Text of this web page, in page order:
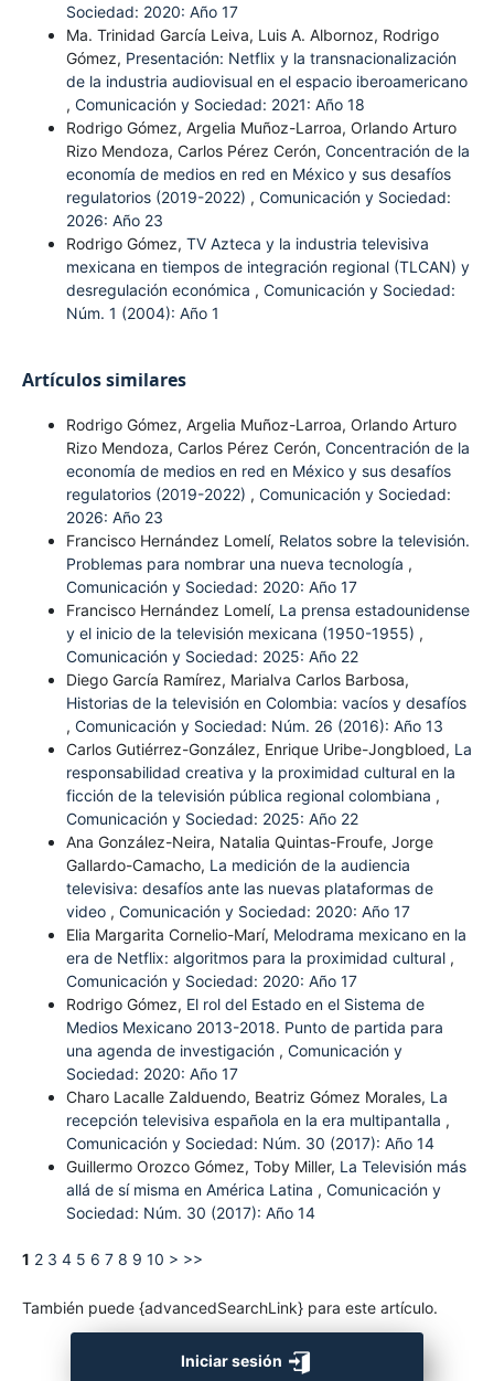
Sociedad: 2020: Año 17
Ma. Trinidad García Leiva, Luis A. Albornoz, Rodrigo
Gómez, Presentación: Netflix y la transnacionalización
de la industria audiovisual en el espacio iberoamericano
, Comunicación y Sociedad: 2021: Año 18
Rodrigo Gómez, Argelia Muñoz-Larroa, Orlando Arturo
Rizo Mendoza, Carlos Pérez Cerón, Concentración de la
economía de medios en red en México y sus desafíos
regulatorios (2019-2022) , Comunicación y Sociedad:
2026: Año 23
Rodrigo Gómez, TV Azteca y la industria televisiva
mexicana en tiempos de integración regional (TLCAN) y
desregulación económica , Comunicación y Sociedad:
Núm. 1 (2004): Año 1
Artículos similares
Rodrigo Gómez, Argelia Muñoz-Larroa, Orlando Arturo
Rizo Mendoza, Carlos Pérez Cerón, Concentración de la
economía de medios en red en México y sus desafíos
regulatorios (2019-2022) , Comunicación y Sociedad:
2026: Año 23
Francisco Hernández Lomelí, Relatos sobre la televisión.
Problemas para nombrar una nueva tecnología ,
Comunicación y Sociedad: 2020: Año 17
Francisco Hernández Lomelí, La prensa estadounidense
y el inicio de la televisión mexicana (1950-1955) ,
Comunicación y Sociedad: 2025: Año 22
Diego García Ramírez, Marialva Carlos Barbosa,
Historias de la televisión en Colombia: vacíos y desafíos
, Comunicación y Sociedad: Núm. 26 (2016): Año 13
Carlos Gutiérrez-González, Enrique Uribe-Jongbloed, La
responsabilidad creativa y la proximidad cultural en la
ficción de la televisión pública regional colombiana ,
Comunicación y Sociedad: 2025: Año 22
Ana González-Neira, Natalia Quintas-Froufe, Jorge
Gallardo-Camacho, La medición de la audiencia
televisiva: desafíos ante las nuevas plataformas de
video , Comunicación y Sociedad: 2020: Año 17
Elia Margarita Cornelio-Marí, Melodrama mexicano en la
era de Netflix: algoritmos para la proximidad cultural ,
Comunicación y Sociedad: 2020: Año 17
Rodrigo Gómez, El rol del Estado en el Sistema de
Medios Mexicano 2013-2018. Punto de partida para
una agenda de investigación , Comunicación y
Sociedad: 2020: Año 17
Charo Lacalle Zalduendo, Beatriz Gómez Morales, La
recepción televisiva española en la era multipantalla ,
Comunicación y Sociedad: Núm. 30 (2017): Año 14
Guillermo Orozco Gómez, Toby Miller, La Televisión más
allá de sí misma en América Latina , Comunicación y
Sociedad: Núm. 30 (2017): Año 14
1 2 3 4 5 6 7 8 9 10 > >>
También puede {advancedSearchLink} para este artículo.
Iniciar sesión